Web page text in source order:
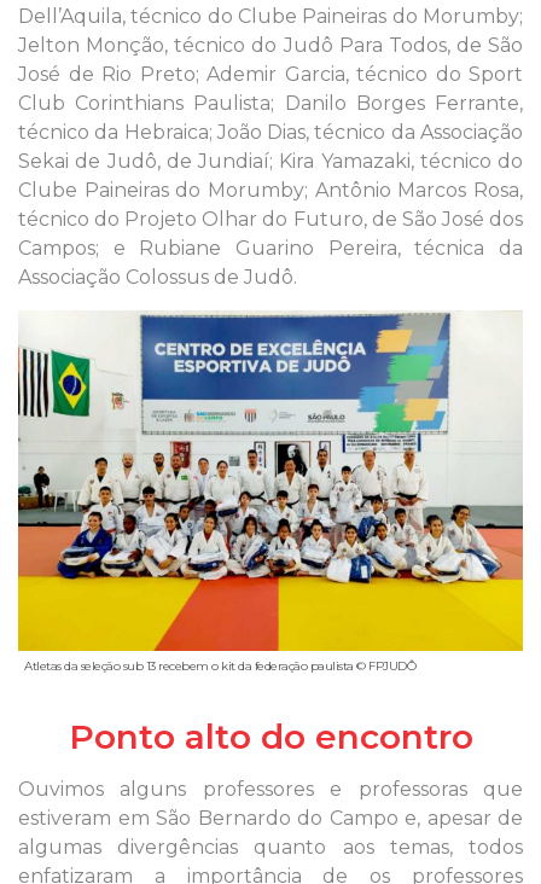
Dell’Aquila, técnico do Clube Paineiras do Morumby;
Jelton Monção, técnico do Judô Para Todos, de São
José de Rio Preto; Ademir Garcia, técnico do Sport
Club Corinthians Paulista; Danilo Borges Ferrante,
técnico da Hebraica; João Dias, técnico da Associação
Sekai de Judô, de Jundiaí; Kira Yamazaki, técnico do
Clube Paineiras do Morumby; Antônio Marcos Rosa,
técnico do Projeto Olhar do Futuro, de São José dos
Campos; e Rubiane Guarino Pereira, técnica da
Associação Colossus de Judô.
Atletas da seleção sub 13 recebem o kit da federação paulista © FPJUDÔ
Ponto alto do encontro
Ouvimos alguns professores e professoras que
estiveram em São Bernardo do Campo e, apesar de
algumas divergências quanto aos temas, todos
enfatizaram a importância de os professores